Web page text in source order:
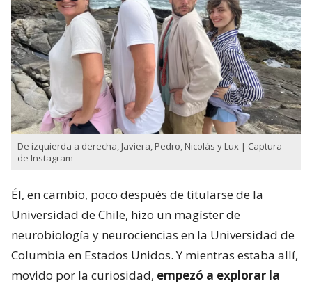
De izquierda a derecha, Javiera, Pedro, Nicolás y Lux | Captura
de Instagram
Él, en cambio, poco después de titularse de la
Universidad de Chile, hizo un magíster de
neurobiología y neurociencias en la Universidad de
Columbia en Estados Unidos. Y mientras estaba allí,
movido por la curiosidad, empezó a explorar la